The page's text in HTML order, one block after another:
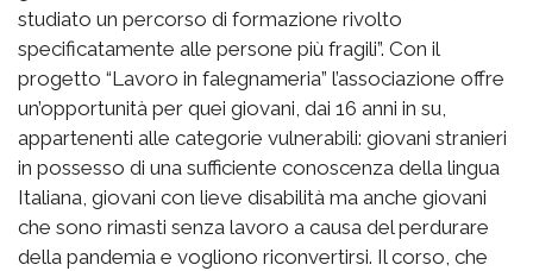
studiato un percorso di formazione rivolto
specificatamente alle persone più fragili”. Con il
progetto “Lavoro in falegnameria” l’associazione offre
un’opportunità per quei giovani, dai 16 anni in su,
appartenenti alle categorie vulnerabili: giovani stranieri
in possesso di una sufficiente conoscenza della lingua
Italiana, giovani con lieve disabilità ma anche giovani
che sono rimasti senza lavoro a causa del perdurare
della pandemia e vogliono riconvertirsi. Il corso, che